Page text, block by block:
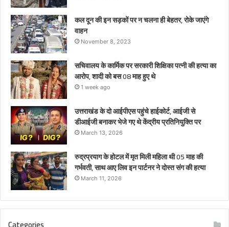
कल दून की इन सड़कों पर न चलना ही बेहतर, रोके जाएंगे
वाहन
November 8, 2023
सचिवालय के कार्मिक पर सरकारी शिक्षिका पत्नी की हत्या का
आरोप, शादी को बस 08 माह हुए थे
1 week ago
उत्तराखंड के दो आईपीएस पहुंचे हाईकोर्ट, आईजी से
डीआईजी बनाकर भेजे गए थे केंद्रीय प्रतिनियुक्ति पर
March 13, 2026
रुद्रप्रयाग के होटल में मृत मिली महिला थी 05 माह की
गर्भवती, साथ आए लिव इन पार्टनर ने दोस्त संग की हत्या
March 11, 2026